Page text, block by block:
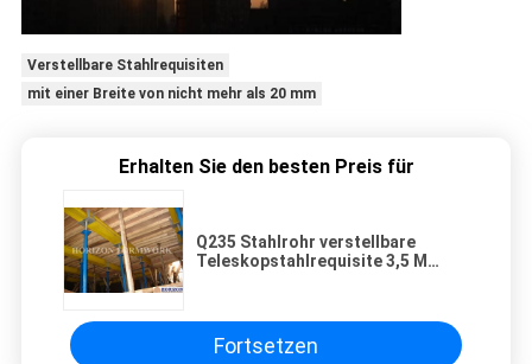
Verstellbare Stahlrequisiten
mit einer Breite von nicht mehr als 20 mm
Erhalten Sie den besten Preis für
Q235 Stahlrohr verstellbare
Teleskopstahlrequisite 3,5 M
Fortsetzen